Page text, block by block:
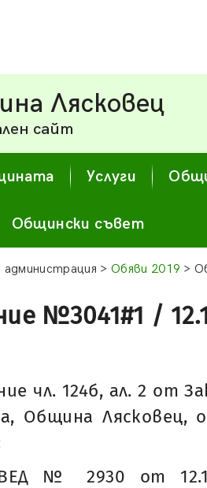
Лясковец
сайт
Услуги
Общински съвет
> Обяви 2019 >
№3041#1 /
чл. 124б, ал. 2 от
Община Лясковец,
№ 2930 от